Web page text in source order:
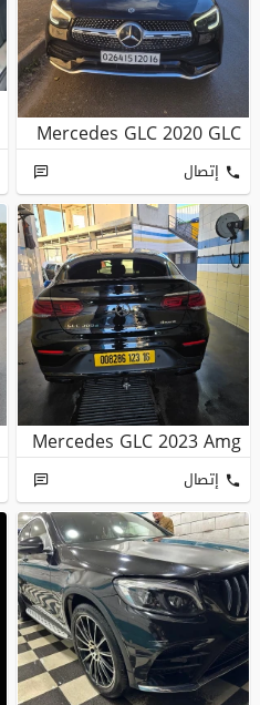
Mercedes GLC 2020 GLC
إتصال
Mercedes GLC 2023 Amg
إتصال